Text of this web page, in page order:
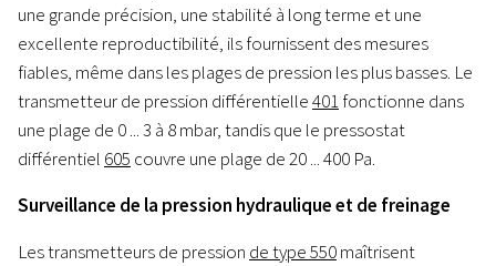
une grande précision, une stabilité à long terme et une
excellente reproductibilité, ils fournissent des mesures
fiables, même dans les plages de pression les plus basses. Le
transmetteur de pression différentielle401fonctionne dans
une plage de 0 ... 3 à 8 mbar, tandis que le pressostat
différentiel 605 couvre une plage de 20 ... 400 Pa.
Surveillance de la pression hydraulique et de freinage
Les transmetteurs de pression de type 550maîtrisent